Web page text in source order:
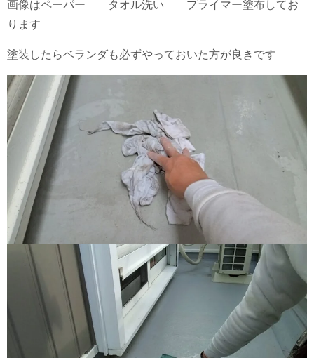
画像はペーパー タオル洗い プライマー塗布してお
ります
塗装したらベランダも必ずやっておいた方が良きです